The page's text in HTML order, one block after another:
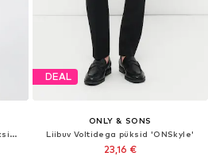
Alt kitsenev Klapptaskutega püksid 'Cam Stage'
DEAL
ONLY & SONS
Liibuv Voltidega püksid 'ONSkyle'
23,16 €